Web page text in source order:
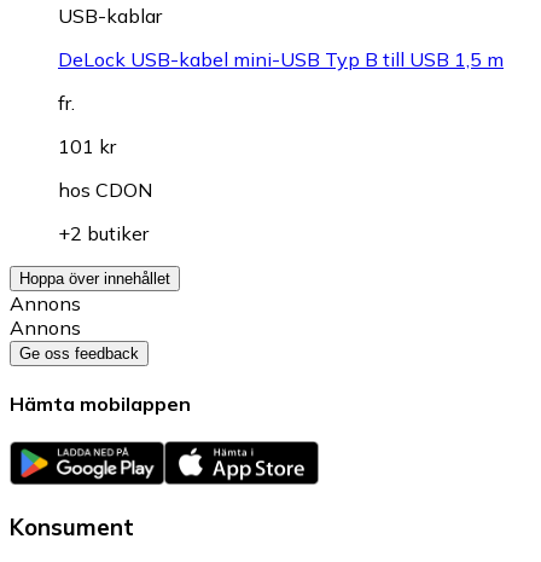
USB-kablar
DeLock USB-kabel mini-USB Typ B till USB 1,5 m
fr.
101 kr
hos CDON
+2 butiker
Hoppa över innehållet
Annons
Annons
Ge oss feedback
Hämta mobilappen
Konsument